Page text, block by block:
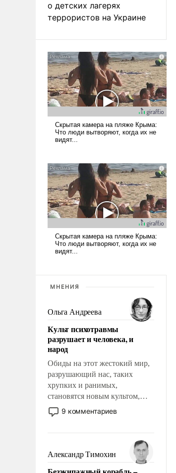
о детских лагерях
террористов на Украине
МНЕНИЯ
Ольга Андреева
Культ психотравмы
разрушает и человека, и
народ
Обиды на этот жестокий мир,
разрушающий нас, таких
хрупких и ранимых,
становятся новым культом,
постепенно вытесняя и
отменяя традиционное
мужественным и твердым под
ударами судьбы, брать на себя
ответственность, помогать
9 комментариев
Александр Тимохин